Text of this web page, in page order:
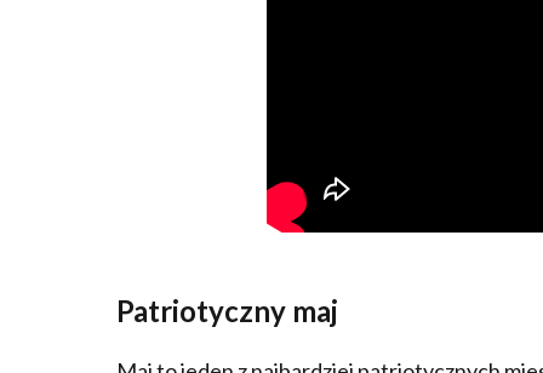
Patriotyczny maj